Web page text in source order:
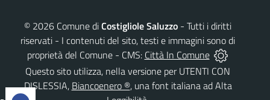
© 2026 Comune diCostigliole Saluzzo - Tutti i diritti
riservati - I contenuti del sito, testi e immagini sono di
proprietà del Comune - CMS: Città In Comune
Questo sito utilizza, nella versione per UTENTI CON
DISLESSIA, Biancoenero ®, una font italiana ad Alta